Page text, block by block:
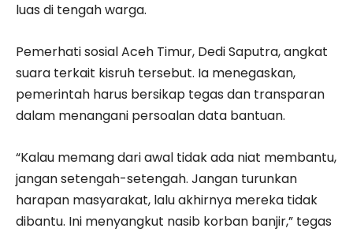
luas di tengah warga.
Pemerhati sosial Aceh Timur, Dedi Saputra, angkat
suara terkait kisruh tersebut. Ia menegaskan,
pemerintah harus bersikap tegas dan transparan
dalam menangani persoalan data bantuan.
“Kalau memang dari awal tidak ada niat membantu,
jangan setengah-setengah. Jangan turunkan
harapan masyarakat, lalu akhirnya mereka tidak
dibantu. Ini menyangkut nasib korban banjir,” tegas